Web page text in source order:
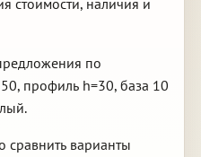
стоимости, наличия и
по
профиль h=30, база 10
сравнить варианты